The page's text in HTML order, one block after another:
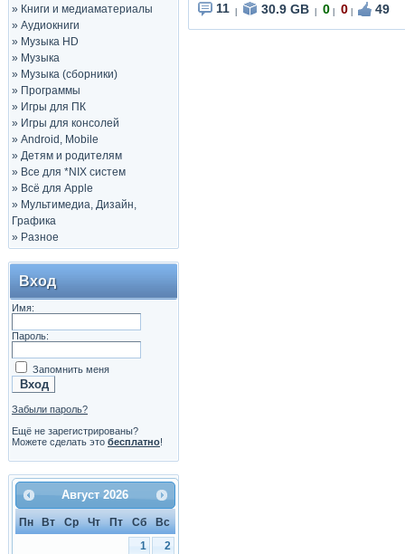
» Книги и медиаматериалы
» Аудиокниги
» Музыка HD
» Музыка
» Музыка (сборники)
» Программы
» Игры для ПК
» Игры для консолей
» Android, Mobile
» Детям и родителям
» Все для *NIX систем
» Всё для Apple
» Мультимедиа, Дизайн,
Графика
» Разное
Вход
Имя:
Пароль:
Запомнить меня
Забыли пароль?
Ещё не зарегистрированы?
Можете сделать это бесплатно!
Август 2026
Пн Вт Ср Чт Пт Сб
Вс
1
2
11 30.9 GB 0 0 49